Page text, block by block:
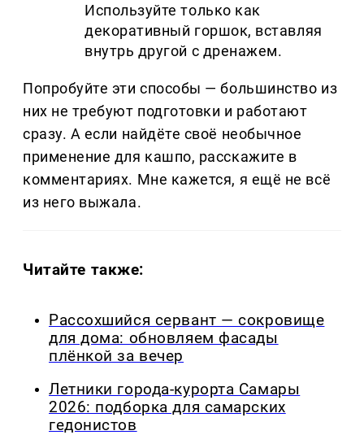
Используйте только как
декоративный горшок, вставляя
внутрь другой с дренажем.
Попробуйте эти способы — большинство из
них не требуют подготовки и работают
сразу. А если найдёте своё необычное
применение для кашпо, расскажите в
комментариях. Мне кажется, я ещё не всё
из него выжала.
Читайте также:
Рассохшийся сервант — сокровище
для дома: обновляем фасады
плёнкой за вечер
Летники города-курорта Самары
2026: подборка для самарских
гедонистов